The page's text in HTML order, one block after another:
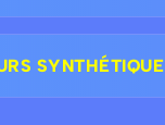
SYNTHÉTIQUE